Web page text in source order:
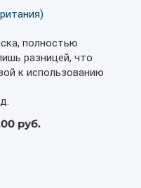
полностью
разницей, что
к использованию
руб.